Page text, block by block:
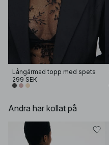
Långärmad topp med spets
299 SEK
Andra har kollat på